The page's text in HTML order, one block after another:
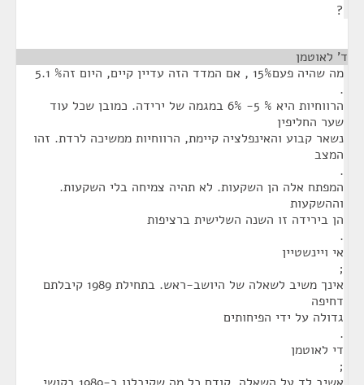
?
ד' לאוטמן
מה שהיה פעם15% , אם המדד הזה עדיין קיים, היום זה% 5.1
.
הרווחיות היא % 5- 6% במגמה של ירידה. כמובן שכל עוד
שער החליפין
נשאר קבוע והאינפלציה קיימת, הרווחיות ממשיכה לרדת. זהו
המצב
.
המפתח אלה הן השקעות. לא תהיה צמיחה בלי השקעות.
וההשקעות
הן בירידה זו השנה השלישית ברציפות
.
אי ויינשטיין
;
אינך משיב לשאלה של היושב-ראש. בתחילת 1989 קיבלתם
דחיפה
גדולה על ידי הפיחותים
.
די לאוטמן
;